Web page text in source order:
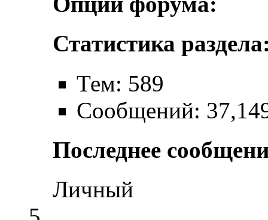
Статистика
Тем: 589
Сообщений:
Последнее
Личный